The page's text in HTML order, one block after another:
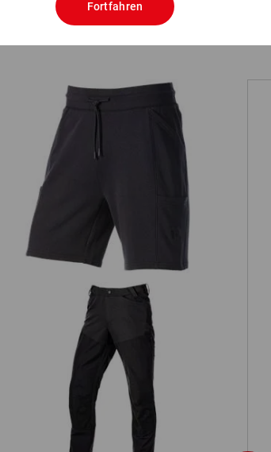
Hybrid Funktionshose e.s.trail
Fortfahren